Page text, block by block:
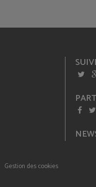
Gestion des cookies